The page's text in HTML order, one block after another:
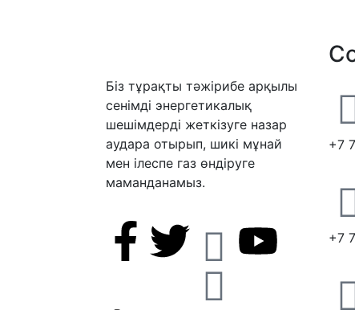
Біз тұрақты тәжірибе арқылы
сенімді энергетикалық
шешімдерді жеткізуге назар
аудара отырып, шикі мұнай
мен ілеспе газ өндіруге
маманданамыз.
+7
+7